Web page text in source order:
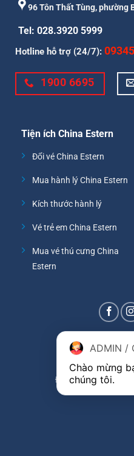
96 Tôn Thất Tùng, phường
Tel: 028.3920 5999
Hotline hỗ trợ (24/7):
1900 6695
Tiện ích China Estern
Đổi vé China Estern
Mua hành lý China Estern
Kích thước hành lý
Vé trẻ em China Estern
Mua vé thú cưng China
Estern
Đại lý phòng vé hãng
ADMIN /
Chào mừng
chúng tôi.